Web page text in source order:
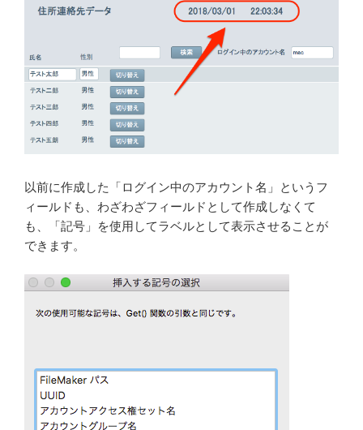
以前に作成した「ログイン中のアカウント名」というフ
ィールドも、わざわざフィールドとして作成しなくて
も、「記号」を使用してラベルとして表示させることが
できます。